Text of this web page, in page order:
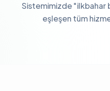
Sistemimizde "ilkbahar
eşleşen tüm